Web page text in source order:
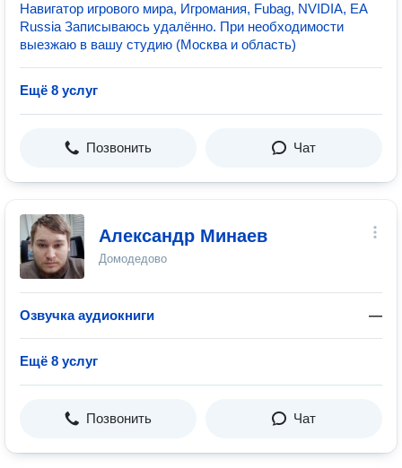
Навигатор игрового мира, Игромания, Fubag, NVIDIA, EA
Russia Записываюсь удалённо. При необходимости
выезжаю в вашу студию (Москва и область)
Ещё 8 услуг
Позвонить Чат
Александр Минаев
Домодедово
Озвучка аудиокниги —
Ещё 8 услуг
Позвонить Чат